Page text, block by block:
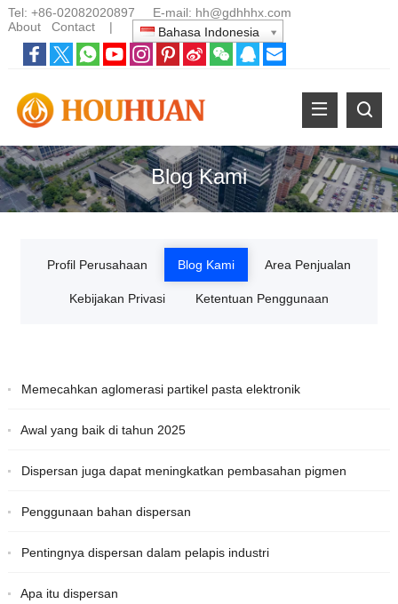
Tel: +86-02082020897 E-mail: hh@gdhhhx.com
About
Contact| Bahasa Indonesia
Blog Kami
Profil Perusahaan Blog Kami Area Penjualan
Kebijakan Privasi Ketentuan Penggunaan
Memecahkan aglomerasi partikel pasta elektronik
Awal yang baik di tahun 2025
Dispersan juga dapat meningkatkan pembasahan pigmen
Penggunaan bahan dispersan
Pentingnya dispersan dalam pelapis industri
Apa itu dispersan